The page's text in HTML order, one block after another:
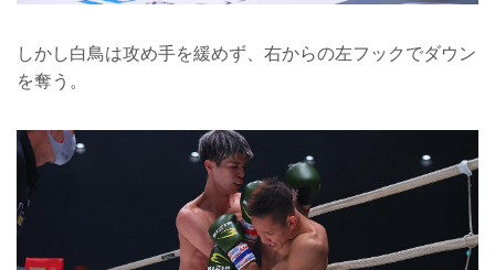
しかし白鳥は攻め手を緩めず、右からの左フックでダウン
を奪う。